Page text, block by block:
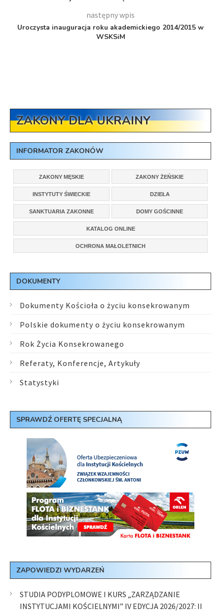
następny wpis
Uroczysta inauguracja roku akademickiego 2014/2015 w
WSKSiM
ZAKONY DLA UKRAINY
INFORMATOR ZAKONÓW
ZAKONY MĘSKIE ZAKONY ŻEŃSKIE
INSTYTUTY ŚWIECKIE DZIEŁA
SANKTUARIA ZAKONNE DOMY GOŚCINNE
KATALOG ONLINE
OCHRONA MAŁOLETNICH
DOKUMENTY
Dokumenty Kościoła o życiu konsekrowanym
Polskie dokumenty o życiu konsekrowanym
Rok Życia Konsekrowanego
Referaty, Konferencje, Artykuły
Statystyki
SPRAWDŹ OFERTĘ SPECJALNĄ
ZAPOWIEDZI WYDARZEŃ
STUDIA PODYPLOMOWE I KURS „ZARZĄDZANIE
INSTYTUCJAMI KOŚCIELNYMI” IV EDYCJA 2026/2027: II